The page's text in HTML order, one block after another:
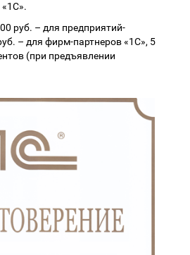
руб. – для предприятий-
– для фирм-партнеров «1С», 5
(при предъявлении